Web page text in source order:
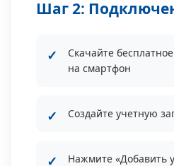
Шаг 2:
Скачайте
на смартфон
Создайте учетную
Нажмите «Добавить